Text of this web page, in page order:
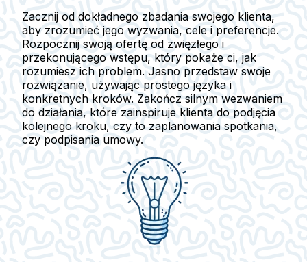
Zacznij od dokładnego zbadania swojego klienta,
aby zrozumieć jego wyzwania, cele i preferencje.
Rozpocznij swoją ofertę od zwięzłego i
przekonującego wstępu, który pokaże ci, jak
rozumiesz ich problem. Jasno przedstaw swoje
rozwiązanie, używając prostego języka i
konkretnych kroków. Zakończ silnym wezwaniem
do działania, które zainspiruje klienta do podjęcia
kolejnego kroku, czy to zaplanowania spotkania,
czy podpisania umowy.